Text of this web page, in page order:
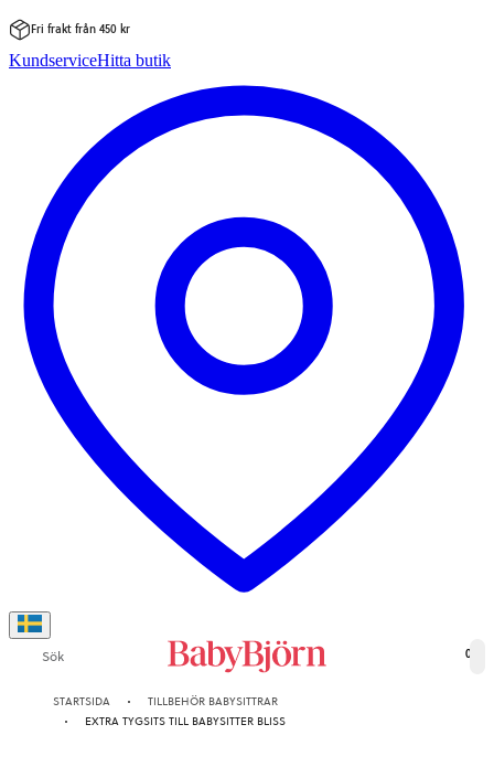
till
Fri frakt från 450 kr
KundserviceHitta butik
Sök 0
STARTSIDA
TILLBEHÖR BABYSITTRAR
EXTRA TYGSITS TILL BABYSITTER BLISS